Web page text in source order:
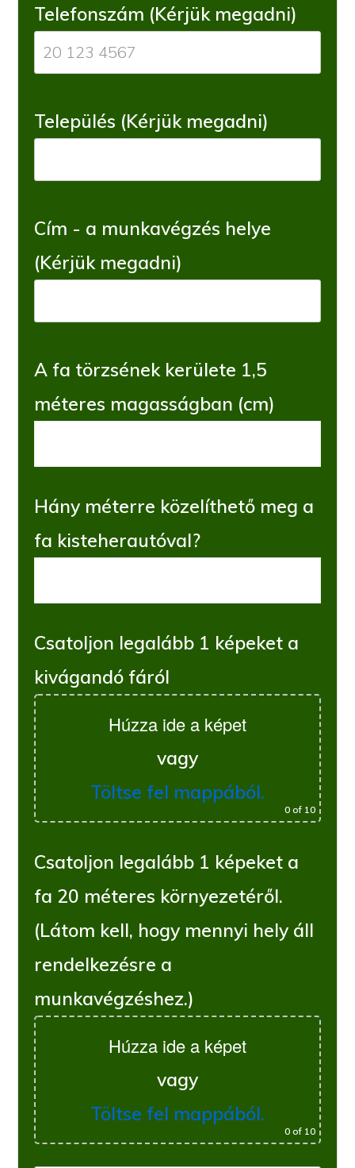
Telefonszám (Kérjük megadni)
Település (Kérjük megadni)
Cím - a munkavégzés helye
(Kérjük megadni)
A fa törzsének kerülete 1,5
méteres magasságban (cm)
Hány méterre közelíthető meg a
fa kisteherautóval?
Csatoljon legalább 1 képeket a
kivágandó fáról
Húzza ide a képet
vagy
Töltse fel mappából.
0of 10
Csatoljon legalább 1 képeket a
fa 20 méteres környezetéről.
(Látom kell, hogy mennyi hely áll
rendelkezésre a
munkavégzéshez.)
Húzza ide a képet
vagy
Töltse fel mappából.
0of 10